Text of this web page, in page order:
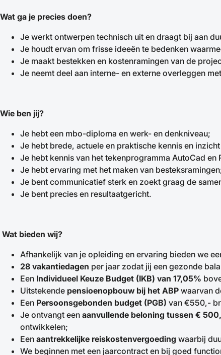
Wat ga je precies doen?
Je werkt ontwerpen technisch uit en draagt bij aan
Je houdt ervan om frisse ideeën te bedenken
Je maakt bestekken en kostenramingen van de
Je neemt deel aan interne- en externe overleggen
Wie ben jij?
Je hebt een mbo-diploma en werk- en denkniveau;
Je hebt brede, actuele en praktische kennis en
Je hebt kennis van het tekenprogramma AutoCad en
Je hebt ervaring met het maken van
Je bent communicatief sterk en zoekt graag de
Je bent precies en resultaatgericht.
Wat bieden wij?
Afhankelijk van je opleiding en ervaring bieden we
28 vakantiedagen per jaar zodat jij een gezonde
Een Individueel Keuze Budget (IKB) van 17,05%
Uitstekende pensioenopbouw bij het ABP waarvan
Een Persoonsgebonden budget (PGB) van €550,-
Je ontvangt een aanvullende beloning tussen €
ontwikkelen;
Een aantrekkelijke reiskostenvergoeding waarbij
We beginnen met een jaarcontract en bij goed